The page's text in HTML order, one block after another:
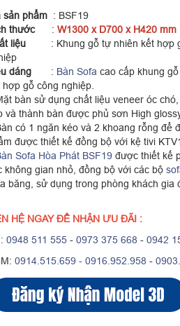
sản phẩm: BSF19
thước: W1300 x D700 x H420 mm
liệu
: Khung gỗ tự nhiên kết hợp
dáng: Bàn Sofa cao cấp khung
hợp gỗ công nghiệp.
bàn sử dụng chất liệu veneer óc
và thành bàn được phủ sơn High
có 1 ngăn kéo và 2 khoang rỗng để
được thiết kế đồng bộ với kệ tivi
Sofa Hòa Phát BSF19được thiết kế
không gian nhỏ, đồng bộ với các bộ
băng, sử dụng trong phòng khách gia
HỆ NGAY ĐỂ NHẬN ƯU ĐÃI :
0948 511 555- 0973 375 668 - 0942
0914.515.659 - 0916.952.958 -